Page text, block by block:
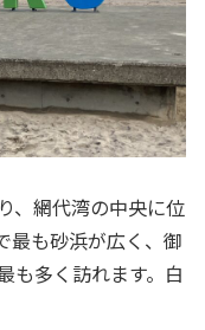
、網代湾の中央に位
最も砂浜が広く、御
も多く訪れます。白